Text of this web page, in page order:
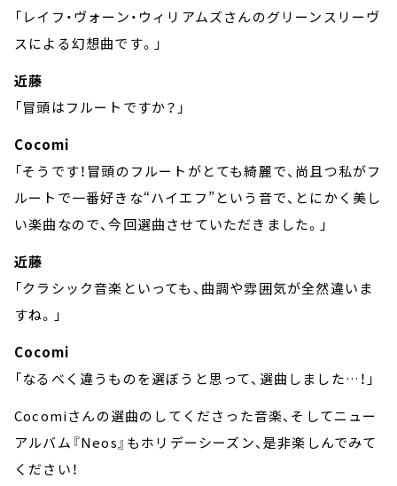
「レイフ・ヴォーン・ウィリアムズさんのグリーンスリーヴ
スによる幻想曲です。」
近藤
「冒頭はフルートですか？」
Cocomi
「そうです！冒頭のフルートがとても綺麗で、尚且つ私がフ
ルートで一番好きな“ハイエフ”という音で、とにかく美し
い楽曲なので、今回選曲させていただきました。」
近藤
「クラシック音楽といっても、曲調や雰囲気が全然違いま
すね。」
Cocomi
「なるべく違うものを選ぼうと思って、選曲しました…！」
Cocomiさんの選曲のしてくださった音楽、そしてニュー
アルバム『Neos』もホリデーシーズン、是非楽しんでみて
ください！